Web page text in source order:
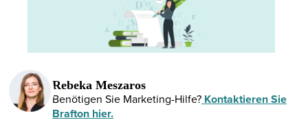
Rebeka Meszaros
Benötigen Sie Marketing-Hilfe? Kontaktieren Sie
Brafton hier.